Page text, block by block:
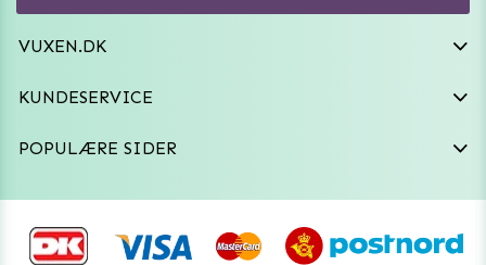
VUXEN.DK
VAT: SE556744520901
kundeservice@vuxen.dk
KUNDESERVICE
Fortryd aftale
POPULÆRE SIDER
Frækt undertøj